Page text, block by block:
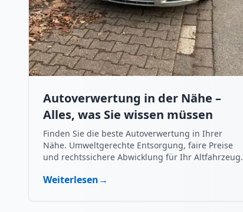
Autoverwertung in der Nähe –
Alles, was Sie wissen müssen
Finden Sie die beste Autoverwertung in Ihrer
Nähe. Umweltgerechte Entsorgung, faire Preise
und rechtssichere Abwicklung für Ihr Altfahrzeug.
Weiterlesen→